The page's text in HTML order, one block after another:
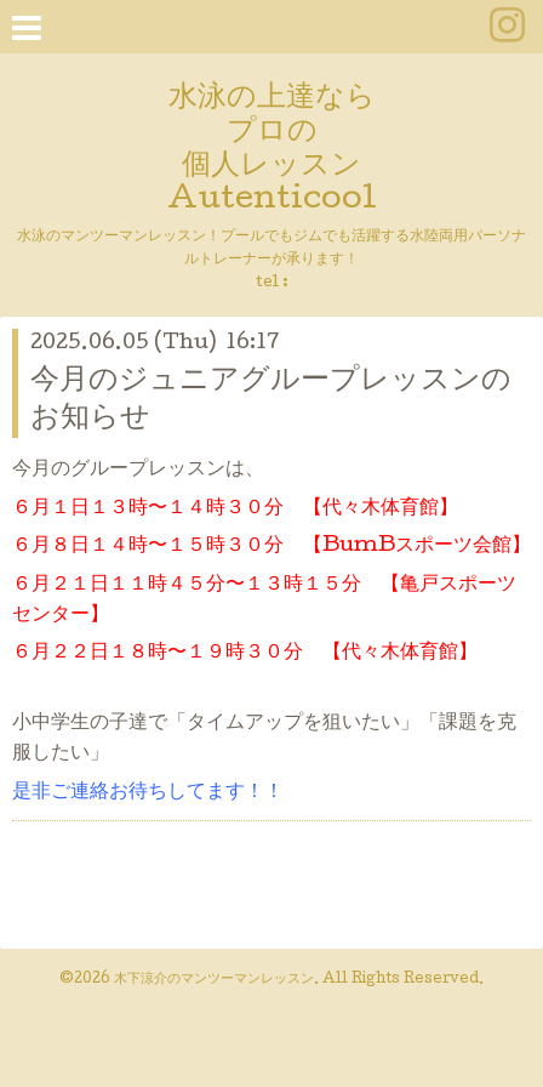
水泳の上達なら
プロの
個人レッスン
Autenticool
水泳のマンツーマンレッスン！プールでもジムでも活躍する水陸両用パーソナ
ルトレーナーが承ります！
tel :
2025.06.05 (Thu) 16:17
今月のジュニアグループレッスンの
お知らせ
今月のグループレッスンは、
６月１日１３時〜１４時３０分 【代々木体育館】
６月８日１４時〜１５時３０分 【BumBスポーツ会館】
６月２１日１１時４５分〜１３時１５分 【亀戸スポーツ
センター】
６月２２日１８時〜１９時３０分 【代々木体育館】
小中学生の子達で「タイムアップを狙いたい」「課題を克
服したい」
是非ご連絡お待ちしてます！！
©2026 木下涼介のマンツーマンレッスン. All Rights Reserved.